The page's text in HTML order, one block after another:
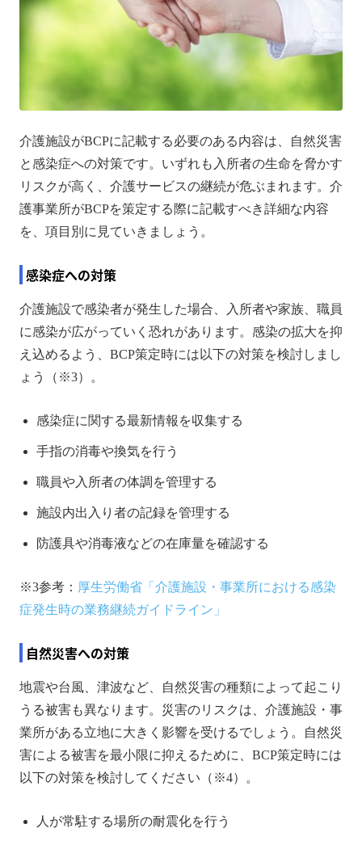
介護施設がBCPに記載する必要のある内容は、自然災害
と感染症への対策です。いずれも入所者の生命を脅かす
リスクが高く、介護サービスの継続が危ぶまれます。介
護事業所がBCPを策定する際に記載すべき詳細な内容
を、項目別に見ていきましょう。
感染症への対策
介護施設で感染者が発生した場合、入所者や家族、職員
に感染が広がっていく恐れがあります。感染の拡大を抑
え込めるよう、BCP策定時には以下の対策を検討しまし
ょう（※3）。
感染症に関する最新情報を収集する
手指の消毒や換気を行う
職員や入所者の体調を管理する
施設内出入り者の記録を管理する
防護具や消毒液などの在庫量を確認する
※3参考： 厚生労働省「介護施設・事業所における感染
症発生時の業務継続ガイドライン」
自然災害への対策
地震や台風、津波など、自然災害の種類によって起こり
うる被害も異なります。災害のリスクは、介護施設・事
業所がある立地に大きく影響を受けるでしょう。自然災
害による被害を最小限に抑えるために、BCP策定時には
以下の対策を検討してください（※4）。
人が常駐する場所の耐震化を行う